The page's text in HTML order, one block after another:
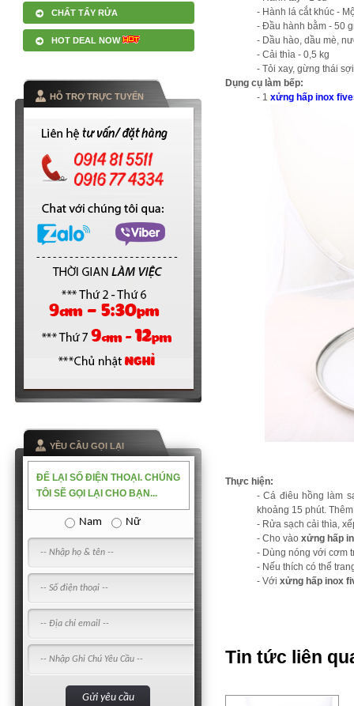
CHẤT TẨY RỬA
HOT DEAL NOW
HỖ TRỢ TRỰC TUYẾN
YỀU CẦU GỌI LẠI
ĐỂ LẠI SỐ ĐIỆN THOẠI. CHÚNG
TÔI SẼ GỌI LẠI CHO BẠN...
Nam Nữ
- Hành lá cắt khúc -
- Đầu hành bằm - 50
- Dầu hào, dầu mè,
- Cải thìa - 0,5 kg
- Tỏi xay, gừng thái
Dụng cụ làm bếp:
- 1 xửng hấp inox
Thực hiện:
- Cá điêu hồng làm
khoảng 15 phút.
- Rửa sạch cải thìa,
- Cho vào xửng hấp
- Dùng nóng với cơm
- Nếu thích có thể
- Với xửng hấp inox
Tin tức liên